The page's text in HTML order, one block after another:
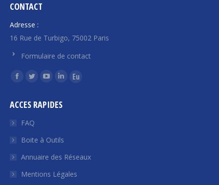
CONTACT
Adresse :
16 Rue de Turbigo, 75002 Paris
Formulaire de contact
Trouvez nous sur :
La
Facebook
s'ouvre
une
nouvelle
fenêtre
La
Twitter
s'ouvre
une
nouvelle
fenêtre
La
YouTube
une
nouvelle
fenêtre
La
LinkedIn
une
nouvelle
fenêtre
La
nouvelle
fenêtre
ACCES RAPIDES
FAQ
Boite à Outils
Annuaire des Réseaux
Mentions Légales